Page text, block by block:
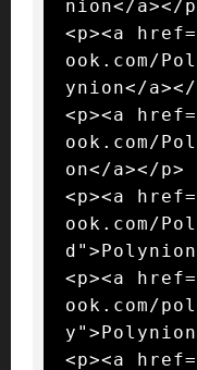
nion</a></
<p><a
ook.com/
ynion</a></
<p><a
ook.com/
on</a></p>
<p><a
ook.com/
<p><a
ook.com/
<p><a